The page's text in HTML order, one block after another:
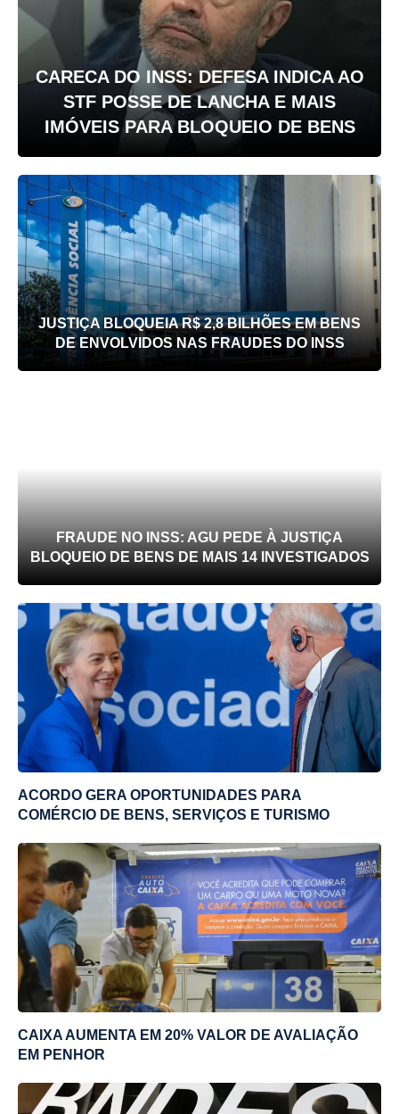
CARECA DO INSS: DEFESA INDICA AO
STF POSSE DE LANCHA E MAIS
IMÓVEIS PARA BLOQUEIO DE BENS
JUSTIÇA BLOQUEIA R$ 2,8 BILHÕES EM BENS
DE ENVOLVIDOS NAS FRAUDES DO INSS
FRAUDE NO INSS: AGU PEDE À JUSTIÇA
BLOQUEIO DE BENS DE MAIS 14 INVESTIGADOS
ACORDO GERA OPORTUNIDADES PARA
COMÉRCIO DE BENS, SERVIÇOS E TURISMO
CAIXA AUMENTA EM 20% VALOR DE AVALIAÇÃO
EM PENHOR